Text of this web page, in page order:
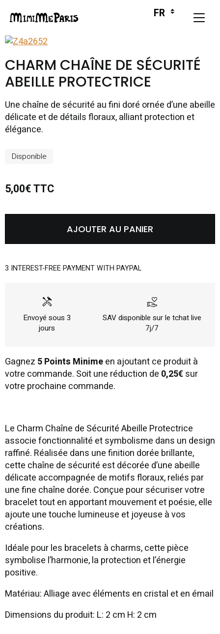
CHARM CHAÎNE DE SÉCURITÉ
ABEILLE PROTECTRICE
Une chaîne de sécurité au fini doré ornée d’une abeille
délicate et de détails floraux, alliant protection et
élégance.
Disponible
5,00€ TTC
AJOUTER AU PANIER
3 INTEREST-FREE PAYMENT WITH PAYPAL
handyman
Envoyé sous 3
jours
volunteer_activism
SAV disponible sur le tchat live
7j/7
Gagnez 5 Points Minimeen ajoutant ce produit à
votre commande. Soit une réduction de 0,25€sur
votre prochaine commande.
Le Charm Chaîne de Sécurité Abeille Protectrice
associe fonctionnalité et symbolisme dans un design
raffiné. Réalisée dans une finition dorée brillante,
cette chaîne de sécurité est décorée d’une abeille
délicate accompagnée de motifs floraux, reliés par
une fine chaîne dorée. Conçue pour sécuriser votre
bracelet tout en apportant mouvement et poésie, elle
ajoute une touche lumineuse et joyeuse à vos
créations.
Idéale pour les bracelets à charms, cette pièce
symbolise l’harmonie, la protection et l’énergie
positive.
Matériau: Alliage avec éléments en cristal et en émail
Dimensions du produit: L: 2 cm H: 2 cm